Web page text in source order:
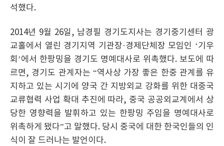
석했다.
2014년 9월 26일, 남경필 경기도지사는 경기중기센터 광
교홀에서 열린 경기지역 기관장·경제단체장 모임인 ‘기우
회’에서 한팡밍을 경기도 명예대사로 위촉했다. 보도에 따
르면, 경기도 관계자는 “역사상 가장 좋은 한중 관계를 유
지하고 있는 시기에 양국 간 지방외교 강화를 위한 대중국
교류협력 사업 확대 추진에 따라, 중국 공공외교계에서 상
당한 영향력을 발휘하고 있는 한팡밍 주임을 명예대사로
위촉하게 됐다”고 말했다. 당시 중국에 대한 한국인들의 인
식이 잘 드러나는 발언이다.